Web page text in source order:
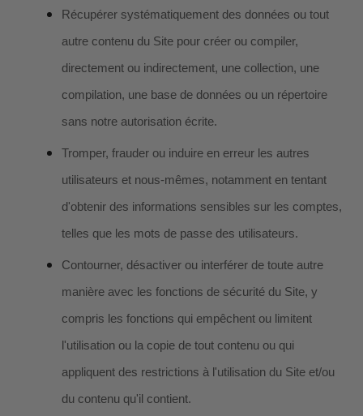
Récupérer systématiquement des données ou tout
autre contenu du Site pour créer ou compiler,
directement ou indirectement, une collection, une
compilation, une base de données ou un répertoire
sans notre autorisation écrite.
Tromper, frauder ou induire en erreur les autres
utilisateurs et nous-mêmes, notamment en tentant
d'obtenir des informations sensibles sur les comptes,
telles que les mots de passe des utilisateurs.
Contourner, désactiver ou interférer de toute autre
manière avec les fonctions de sécurité du Site, y
compris les fonctions qui empêchent ou limitent
l'utilisation ou la copie de tout contenu ou qui
appliquent des restrictions à l'utilisation du Site et/ou
du contenu qu'il contient.